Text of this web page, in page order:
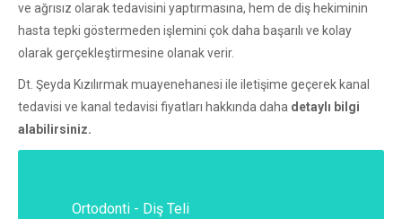
ve ağrısız olarak tedavisini yaptırmasına, hem de diş hekiminin
hasta tepki göstermeden işlemini çok daha başarılı ve kolay
olarak gerçekleştirmesine olanak verir.
Dt. Şeyda Kızılırmak muayenehanesi ile iletişime geçerek kanal
tedavisi ve kanal tedavisi fiyatları hakkında daha detaylı bilgi
alabilirsiniz.
Ortodonti - Diş Teli